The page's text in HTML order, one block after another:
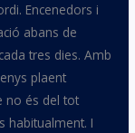
Encenedors i
abans de
tres dies. Amb
plaent
no és del tot
habitualment. I